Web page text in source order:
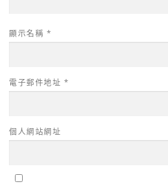
顯示名稱 *
電子郵件地址 *
個人網站網址